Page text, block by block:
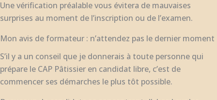
Une vérification préalable vous évitera de mauvaises
surprises au moment de l’inscription ou de l’examen.
Mon avis de formateur : n’attendez pas le dernier moment
S’il y a un conseil que je donnerais à toute personne qui
prépare le CAP Pâtissier en candidat libre, c’est de
commencer ses démarches le plus tôt possible.